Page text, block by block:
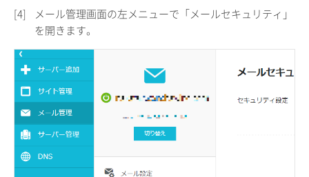
[4]
メール管理画面の左メニューで「メールセキュリティ」
を開きます。